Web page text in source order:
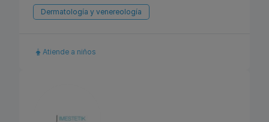
Dermatología y venereología
Atiende a niños